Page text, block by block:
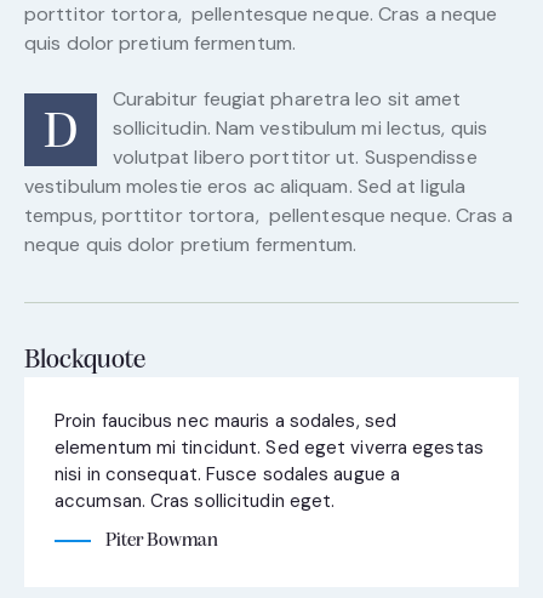
porttitor tortora, pellentesque neque. Cras a neque
quis dolor pretium fermentum.
D
Curabitur feugiat pharetra leo sit amet
sollicitudin. Nam vestibulum mi lectus, quis
volutpat libero porttitor ut. Suspendisse
vestibulum molestie eros ac aliquam. Sed at ligula
tempus, porttitor tortora, pellentesque neque. Cras a
neque quis dolor pretium fermentum.
Blockquote
Proin faucibus nec mauris a sodales, sed
elementum mi tincidunt. Sed eget viverra egestas
nisi in consequat. Fusce sodales augue a
accumsan. Cras sollicitudin eget.
Piter Bowman